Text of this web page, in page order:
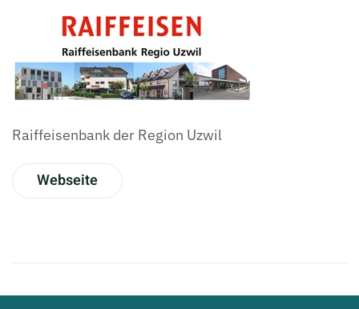
Raiffeisenbank der Region Uzwil
Webseite